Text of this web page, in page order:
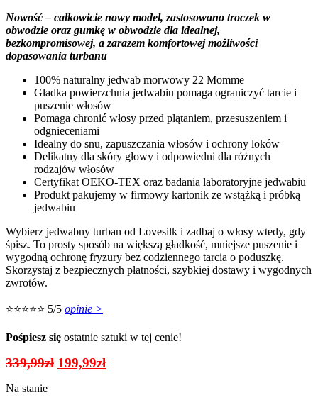
Nowość – całkowicie nowy model, zastosowano troczek w
obwodzie oraz gumkę w obwodzie dla idealnej,
bezkompromisowej, a zarazem komfortowej możliwości
dopasowania turbanu
100% naturalny jedwab morwowy 22 Momme
Gładka powierzchnia jedwabiu pomaga ograniczyć tarcie i
puszenie włosów
Pomaga chronić włosy przed plątaniem, przesuszeniem i
odgnieceniami
Idealny do snu, zapuszczania włosów i ochrony loków
Delikatny dla skóry głowy i odpowiedni dla różnych
rodzajów włosów
Certyfikat OEKO-TEX oraz badania laboratoryjne jedwabiu
Produkt pakujemy w firmowy kartonik ze wstążką i próbką
jedwabiu
Wybierz jedwabny turban od Lovesilk i zadbaj o włosy wtedy, gdy
śpisz. To prosty sposób na większą gładkość, mniejsze puszenie i
wygodną ochronę fryzury bez codziennego tarcia o poduszkę.
Skorzystaj z bezpiecznych płatności, szybkiej dostawy i wygodnych
zwrotów.
⭐⭐⭐⭐⭐ 5/5 opinie >
Pośpiesz się ostatnie sztuki w tej cenie!
339,99zł Pierwotna
199,99złAktualna
Na stanie